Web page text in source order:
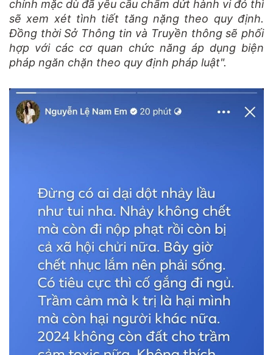
chính mặc dù đã yêu cầu chấm dứt hành vi đó thì
sẽ xem xét tình tiết tăng nặng theo quy định.
Đồng thời Sở Thông tin và Truyền thông sẽ phối
hợp với các cơ quan chức năng áp dụng biện
pháp ngăn chặn theo quy định pháp luật".